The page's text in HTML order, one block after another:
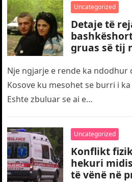
Uncategorized
Detaje të
gruas së tij
Nje ngjarje e rende ka ndodhur
Kosove ku mesohet se burri i
Eshte zbuluar se ai e…
Uncategorized
Konflikt
hekuri
të vënë në